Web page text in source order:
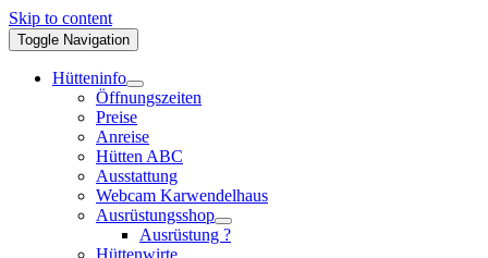
Skip to content
Toggle Navigation
Hütteninfo
Öffnungszeiten
Preise
Anreise
Hütten ABC
Ausstattung
Webcam Karwendelhaus
Ausrüstungsshop
Ausrüstung ?
Hüttenwirte